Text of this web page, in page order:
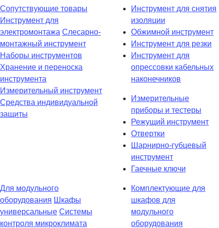
Сопутствующие товары
Инструмент для
электромонтажа Слесарно-
монтажный инструмент
Наборы инструментов
Хранение и переноска
инструмента
Измерительный инструмент
Средства индивидуальной
защиты
Инструмент для снятия
изоляции
Обжимной инструмент
Инструмент для резки
Инструмент для
опрессовки кабельных
наконечников
Измерительные
приборы и тестеры
Режущий инструмент
Отвертки
Шарнирно-губцевый
инструмент
Гаечные ключи
Для модульного
оборудования Шкафы
универсальные Системы
контроля микроклимата
Комплектующие для
шкафов для
модульного
оборудования